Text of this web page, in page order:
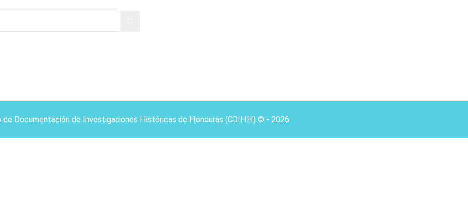
de Documentación de Investigaciones Históricas de Honduras (CDIHH) © - 2026